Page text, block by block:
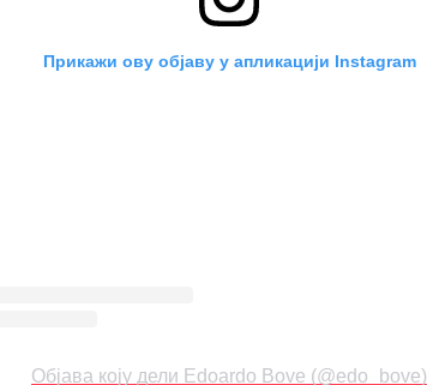
Прикажи ову објаву у апликацији Instagram
Објава коју дели Edoardo Bove (@edo_bove)